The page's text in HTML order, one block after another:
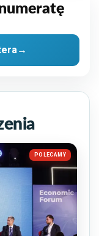
→
POLECAMY